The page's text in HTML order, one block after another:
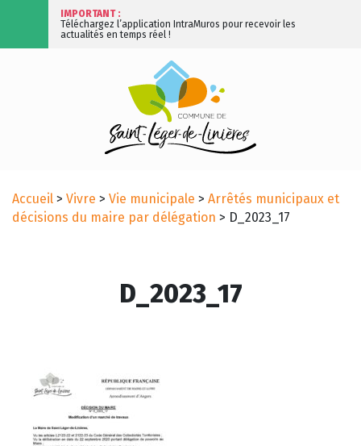
IMPORTANT :
Téléchargez l’application IntraMuros pour recevoir les
actualités en temps réel !
Accueil > Vivre > Vie municipale > Arrêtés municipaux et
décisions du maire par délégation > D_2023_17
D_2023_17